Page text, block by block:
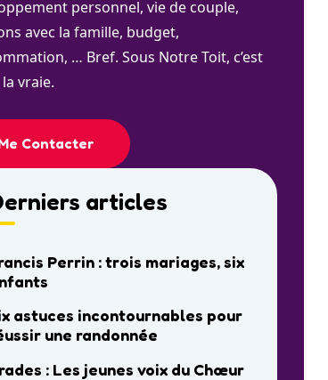
personnel, vie de couple,
avec la famille, budget,
… Bref. Sous Notre Toit, c’est
vraie.
Contacter
articles
Perrin : trois mariages, six
astuces incontournables pour
une randonnée
: Les jeunes voix du Chœur